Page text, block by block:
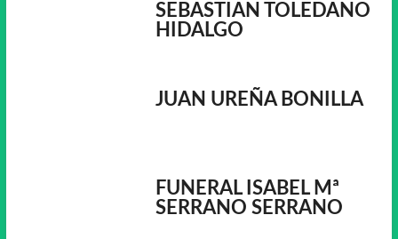
SEBASTIAN TOLEDANO
HIDALGO
JUAN UREÑA BONILLA
FUNERAL ISABEL Mª
SERRANO SERRANO